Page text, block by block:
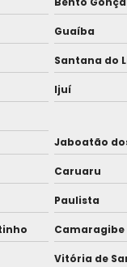
de estacionamento
de piscina
de acesso
de
de acesso
Guaíba
Santana do
Ijuí
Jaboatão
Caruaru
Paulista
Camaragibe
Vitória de